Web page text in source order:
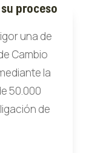
proceso
una de
Cambio
la
50.000
de